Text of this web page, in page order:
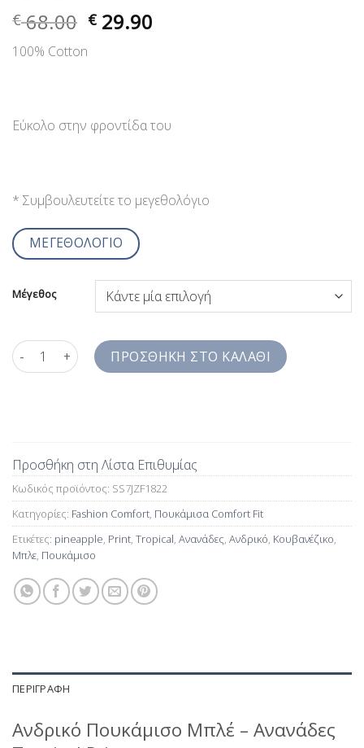
€68.00 € 29.90
100% Cotton
Εύκολο στην φροντίδα του
* Συμβουλευτείτε το μεγεθολόγιο
ΜΕΓΕΘΟΛΟΓΙΟ
Μέγεθος
Ανδρικό Πουκάμισο Μπλέ - Ανανάδες Tropical Digital Print
ΠΡΟΣΘΉΚΗ ΣΤΟ ΚΑΛΆΘΙ
Προσθήκη στη Λίστα Επιθυμίας
Κωδικός προϊόντος: SS7JZF1822
Κατηγορίες: Fashion Comfort, Πουκάμισα Comfort Fit
Ετικέτες: pineapple, Print, Tropical, Ανανάδες, Ανδρικό, Κουβανέζικο,
Μπλε, Πουκάμισο
ΠΕΡΙΓΡΑΦΉ
Ανδρικό Πουκάμισο Μπλέ – Ανανάδες